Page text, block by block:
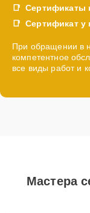
Сертификаты
Сертификат у
При обращении в
компетентное
все виды работ и
Мастера